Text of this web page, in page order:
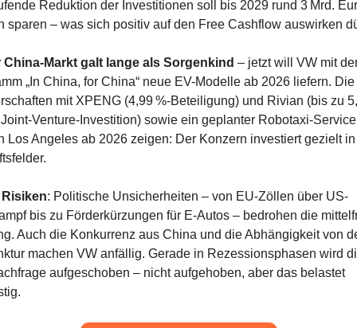
Reduktion der Investitionen soll bis 2029 rund 3 Mrd.
sparen – was sich positiv auf den Free Cashflow auswirken
China-Markt galt lange als Sorgenkind – jetzt will VW mit
„In China, for China“ neue EV-Modelle ab 2026 liefern. Die
mit XPENG (4,99 %-Beteiligung) und Rivian (bis zu
Venture-Investition) sowie ein geplanter Robotaxi-
Los Angeles ab 2026 zeigen: Der Konzern investiert gezielt in
: Politische Unsicherheiten – von EU-Zöllen über US-
bis zu Förderkürzungen für E-Autos – bedrohen die
Auch die Konkurrenz aus China und die Abhängigkeit von
machen VW anfällig. Gerade in Rezessionsphasen wird
aufgeschoben – nicht aufgehoben, aber das belastet